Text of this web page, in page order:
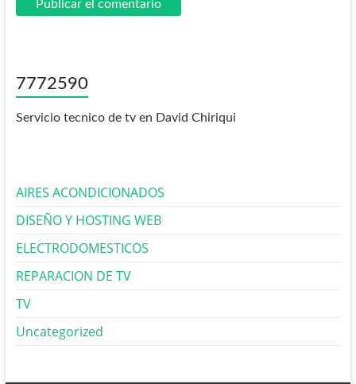
7772590
Servicio tecnico de tv en David Chiriqui
AIRES ACONDICIONADOS
DISEÑO Y HOSTING WEB
ELECTRODOMESTICOS
REPARACION DE TV
TV
Uncategorized